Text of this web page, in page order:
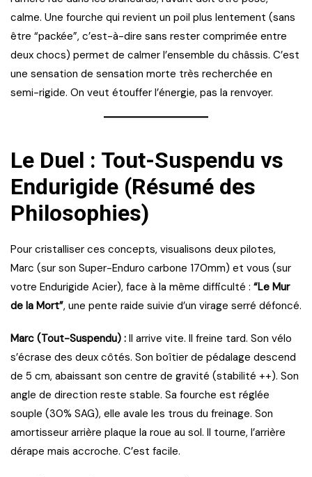
calme. Une fourche qui revient un poil plus lentement (sans
être “packée”, c’est-à-dire sans rester comprimée entre
deux chocs) permet de calmer l’ensemble du châssis. C’est
une sensation de sensation morte très recherchée en
semi-rigide. On veut étouffer l’énergie, pas la renvoyer.
Le Duel : Tout-Suspendu vs
Endurigide (Résumé des
Philosophies)
Pour cristalliser ces concepts, visualisons deux pilotes,
Marc (sur son Super-Enduro carbone 170mm) et vous (sur
votre Endurigide Acier), face à la même difficulté : “Le Mur
de la Mort”, une pente raide suivie d’un virage serré défoncé.
Marc (Tout-Suspendu) : Il arrive vite. Il freine tard. Son vélo
s’écrase des deux côtés. Son boîtier de pédalage descend
de 5 cm, abaissant son centre de gravité (stabilité ++). Son
angle de direction reste stable. Sa fourche est réglée
souple (30% SAG), elle avale les trous du freinage. Son
amortisseur arrière plaque la roue au sol. Il tourne, l’arrière
dérape mais accroche. C’est facile.